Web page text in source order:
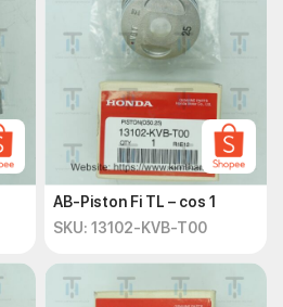
AB-Piston Fi TL – cos 1
SKU: 13102-KVB-T00